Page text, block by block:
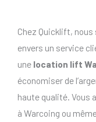
Chez Quicklift,
envers un service
une location lift
économiser de
haute qualité. Vous
à Warcoing ou